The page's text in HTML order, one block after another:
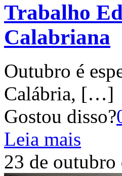
Trabalho
Calabriana
Outubro é
Calábria, […]
Gostou disso?
Leia mais
23 de outubro